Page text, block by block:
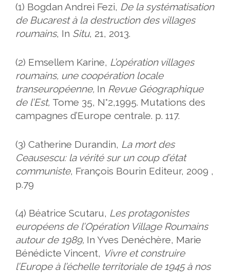
(1) Bogdan Andrei Fezi, De la systématisation
de Bucarest à la destruction des villages
roumains, In Situ, 21, 2013.
(2) Emsellem Karine, L’opération villages
roumains, une coopération locale
transeuropéenne, In Revue Géographique
de l’Est, Tome 35, N°2,1995. Mutations des
campagnes d’Europe centrale. p. 117.
(3) Catherine Durandin, La mort des
Ceausescu: la vérité sur un coup d’état
communiste, François Bourin Editeur, 2009 ,
p.79
(4) Béatrice Scutaru, Les protagonistes
européens de l’Opération Village Roumains
autour de 1989, In Yves Denéchère, Marie
Bénédicte Vincent, Vivre et construire
l’Europe à l’échelle territoriale de 1945 à nos